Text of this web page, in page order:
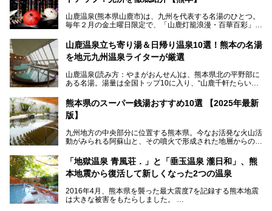
り一度廃業しましたが、2024年10月に営業再開。数多くの
温泉ファンに注目される名湯です。
今回は再開した耕きちの湯を訪問し、全浴室(男女別大浴
山鹿温泉(熊本県山鹿市)は、九州を代表する名湯のひとつ。
毎年２月の金土曜日限定で、「山鹿灯籠浪漫・百華百彩」
ます。和傘や竹、ろうそくなどを用いて、和情緒たっぷりの
ライトアップが無料で楽しめます。
日、の合計8日間開催。今回は地元九州在住の筆者が、その
見所を徹底紹介。併せて、その他イベントや立ち寄り湯も併
山鹿温泉立ち寄り湯＆日帰り温泉10選！熊本の名湯
を地元九州温泉ライターが厳選
山鹿温泉(読み方：やまがおんせん)は、熊本県北の平野部に
ある名湯。湯量は全国トップ10に入り、“山鹿千軒たらいな
泉質であり、お湯の良さにも定評があります。
今回は地元九州の温泉ライターの私が実際に入浴した中か
設・家族風呂の3パターンに分類し、合計10施設を厳選して
ご紹介。ぜひ、湯めぐりの参考にして下さいね！
熊本県のスーパー銭湯おすすめ10選 【2025年最新
版】
九州地方の中央部分に位置する熊本県。今なお活発な火山活
動がみられる阿蘇山と、その噴火で形成された地層からの湧
す。
そんな熊本県は、県内の至るところから温泉が湧いている温
泉県でもあります。山鹿温泉、玉名温泉、黒川温泉、人吉温
出すスーパー銭湯が豊富です。なかでも注目のスーパー銭湯
をピックアップしました。
「地獄温泉 青風荘．」と「垂玉温泉 瀧日和」、熊
本地震から復活して新しくなった2つの温泉
2016年4月、熊本県を襲った最大震度7を記録する熊本地震
は大きな被害をもたらしました。